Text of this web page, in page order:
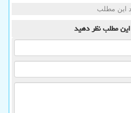
این مطلب
مطلبنظر دهید